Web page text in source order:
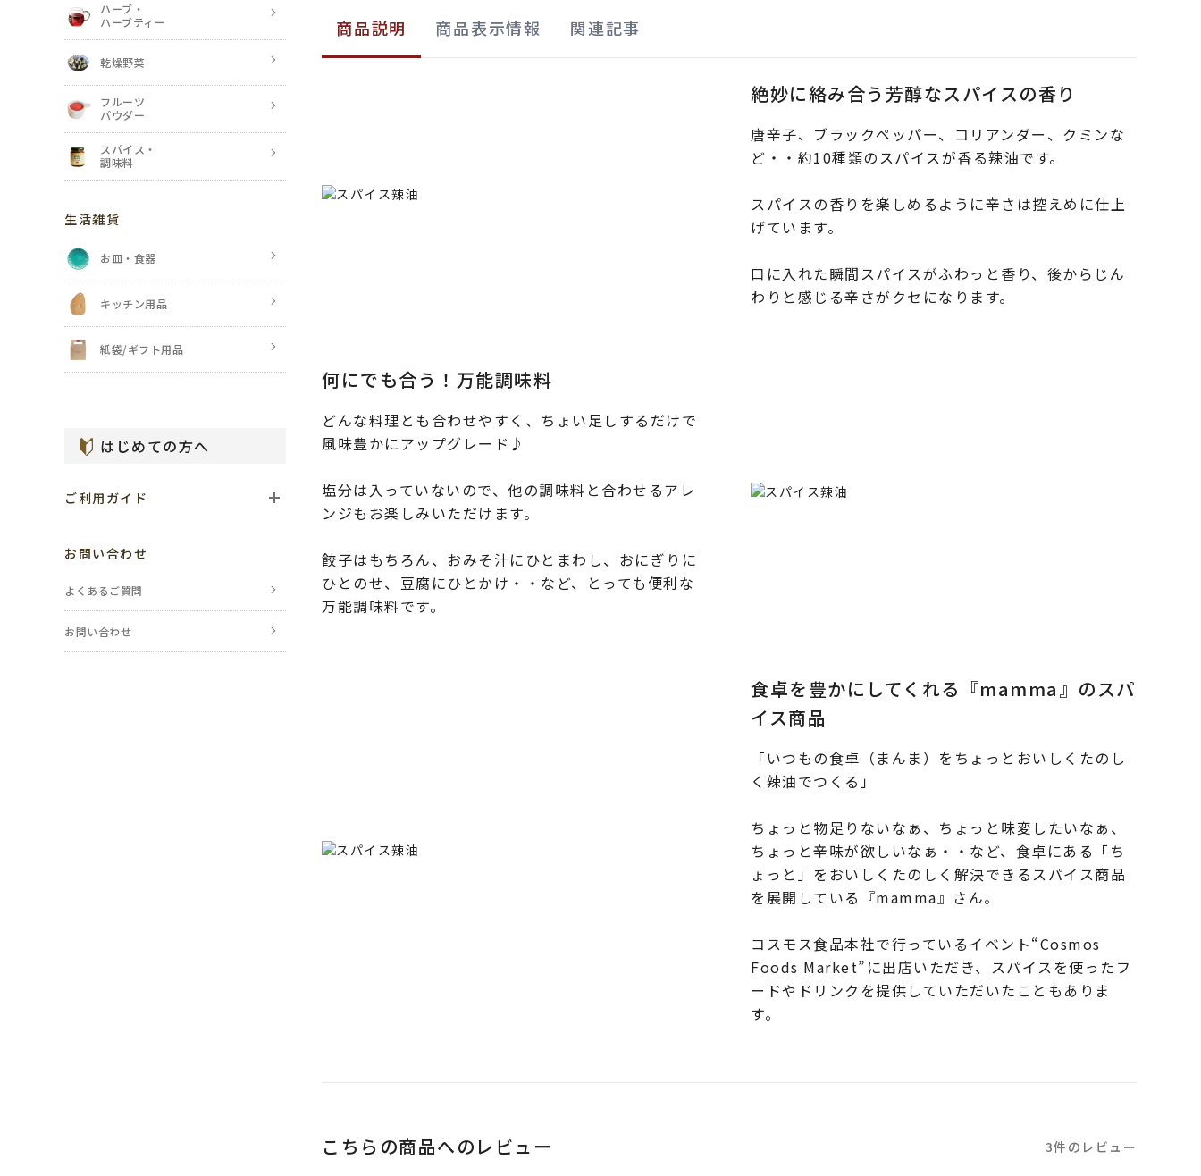
商品説明 商品表示情報 関連記事
絶妙に絡み合う芳醇なスパイスの香り
唐辛子、ブラックペッパー、コリアンダー、クミンな
ど・・約10種類のスパイスが香る辣油です。
スパイスの香りを楽しめるように辛さは控えめに仕上
げています。
口に入れた瞬間スパイスがふわっと香り、後からじん
わりと感じる辛さがクセになります。
何にでも合う！万能調味料
どんな料理とも合わせやすく、ちょい足しするだけで
風味豊かにアップグレード♪
塩分は入っていないので、他の調味料と合わせるアレ
ンジもお楽しみいただけます。
餃子はもちろん、おみそ汁にひとまわし、おにぎりに
ひとのせ、豆腐にひとかけ・・など、とっても便利な
万能調味料です。
食卓を豊かにしてくれる『mamma』のスパ
イス商品
「いつもの食卓（まんま）をちょっとおいしくたのし
く辣油でつくる」
ちょっと物足りないなぁ、ちょっと味変したいなぁ、
ちょっと辛味が欲しいなぁ・・など、食卓にある「ち
ょっと」をおいしくたのしく解決できるスパイス商品
を展開している『mamma』さん。
コスモス食品本社で行っているイベント“Cosmos
Foods Market”に出店いただき、スパイスを使ったフ
ードやドリンクを提供していただいたこともありま
す。
こちらの商品へのレビュー 3件のレビュー
ハーブ・
ハーブティー
乾燥野菜
フルーツ
パウダー
スパイス・
調味料
生活雑貨
お皿・食器
キッチン用品
紙袋/ギフト用品
はじめての方へ
ご利用ガイド
お問い合わせ
よくあるご質問
お問い合わせ